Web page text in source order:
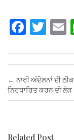
F
ce
b
o
T
tt
er
Post navigation
← ਨਾਰੀ ਅੰਦੋਲਨਾਂ ਦੀ
ਨਿਰਧਾਰਿਤ ਕਰਨ ਦੀ ਲੋੜ
Related Post